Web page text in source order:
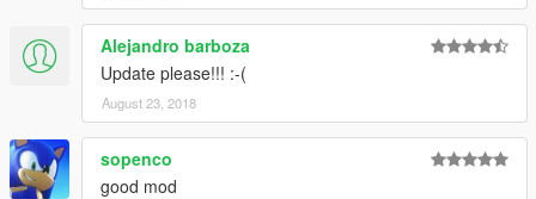
Alejandro barboza
Update please!!! :-(
August 23, 2018
sopenco
good mod